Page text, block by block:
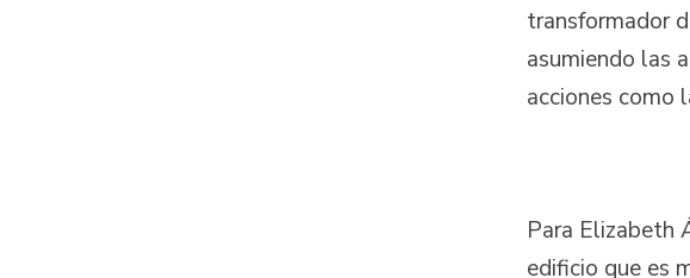
transformador
asumiendo las
acciones como
Para Elizabeth
edificio que es